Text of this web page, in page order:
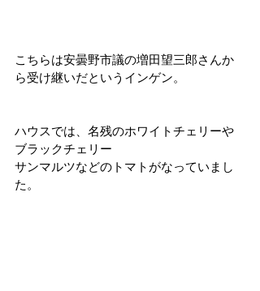
こちらは安曇野市議の増田望三郎さんか
ら受け継いだというインゲン。
ハウスでは、名残のホワイトチェリーや
ブラックチェリー
サンマルツなどのトマトがなっていまし
た。